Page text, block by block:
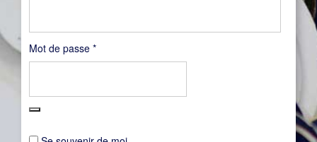
Mot de passe *Obligatoire